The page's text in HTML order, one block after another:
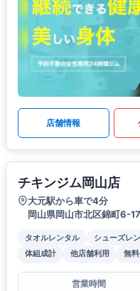
店舗情報
チキンジム岡山店
大元駅から車で4分
岡山県岡山市北区錦町6-
タオルレンタル シューズレ
体組成計
他店舗利用 無
営業時間